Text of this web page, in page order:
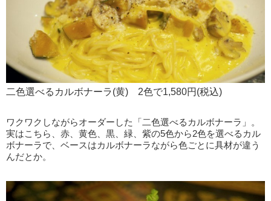
二色選べるカルボナーラ(黄) 2色で1,580円(税込)
ワクワクしながらオーダーした「二色選べるカルボナーラ」。
実はこちら、赤、黄色、黒、緑、紫の5色から2色を選べるカル
ボナーラで、ベースはカルボナーラながら色ごとに具材が違う
んだとか。